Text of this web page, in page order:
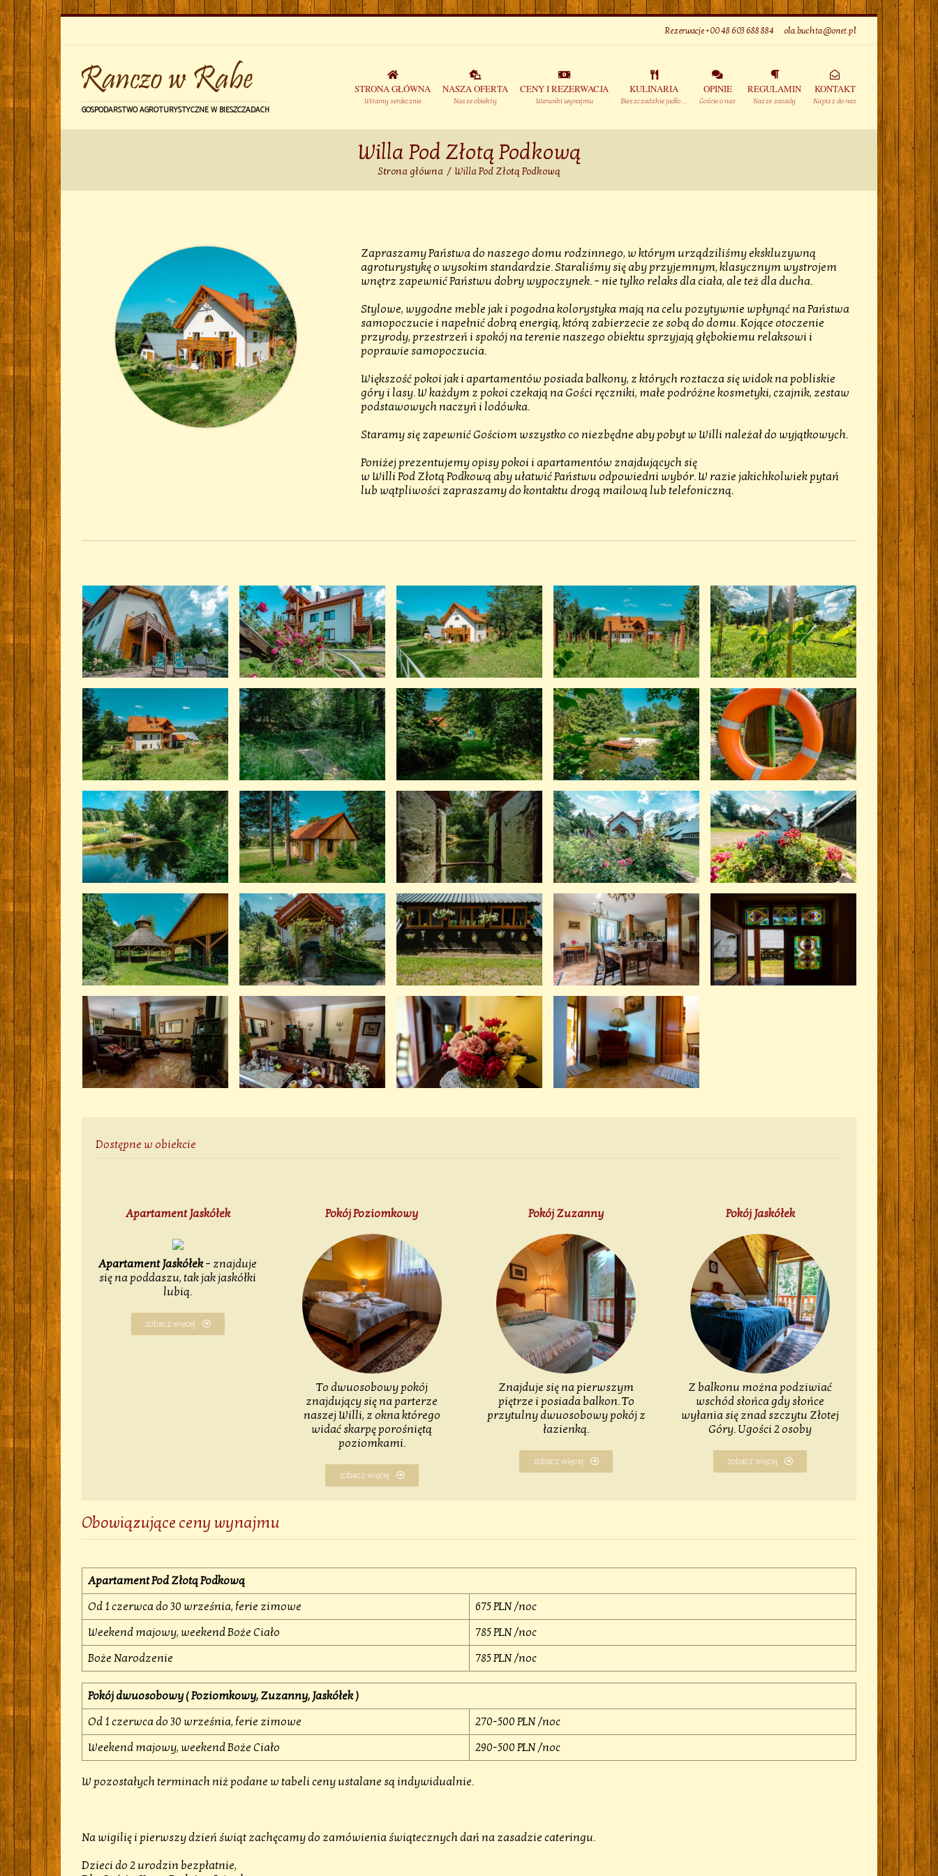
Skip
to
content
Rezerwacje +00 48 603 688 884 ola.buchta@onet.pl
GOSPODARSTWO AGROTURYSTYCZNE W BIESZCZADACH
STRONA GŁÓWNA
Witamy serdecznie
NASZA OFERTA
Nasze obiekty
CENY I REZERWACJA
Warunki wynajmu
KULINARIA
Bieszczadzkie jadło…
OPINIE
Goście o nas
REGULAMIN
Nasze zasady
KONTAKT
Napisz do nas
Willa Pod Złotą Podkową
Strona główna / Willa Pod Złotą Podkową
Zapraszamy Państwa do naszego domu rodzinnego, w którym urządziliśmy ekskluzywną
agroturystykę o wysokim standardzie. Staraliśmy się aby przyjemnym, klasycznym wystrojem
wnętrz zapewnić Państwu dobry wypoczynek. – nie tylko relaks dla ciała, ale też dla ducha.
Stylowe, wygodne meble jak i pogodna kolorystyka mają na celu pozytywnie wpłynąć na Państwa
samopoczucie i napełnić dobrą energią, którą zabierzecie ze sobą do domu. Kojące otoczenie
przyrody, przestrzeń i spokój na terenie naszego obiektu sprzyjają głębokiemu relaksowi i
poprawie samopoczucia.
Większość pokoi jak i apartamentów posiada balkony, z których roztacza się widok na pobliskie
góry i lasy. W każdym z pokoi czekają na Gości ręczniki, małe podróżne kosmetyki, czajnik, zestaw
podstawowych naczyń i lodówka.
Staramy się zapewnić Gościom wszystko co niezbędne aby pobyt w Willi należał do wyjątkowych.
Poniżej prezentujemy opisy pokoi i apartamentów znajdujących się
w Willi Pod Złotą Podkową aby ułatwić Państwu odpowiedni wybór. W razie jakichkolwiek pytań
lub wątpliwości zapraszamy do kontaktu drogą mailową lub telefoniczną.
Dostępne w obiekcie
Apartament Jaskółek
Apartament Jaskółek– znajduje
się na poddaszu, tak jak jaskółki
lubią.
zobacz więcej
Pokój Poziomkowy
To dwuosobowy pokój
znajdujący się na parterze
naszej Willi, z okna którego
widać skarpę porośniętą
poziomkami.
zobacz więcej
Pokój Zuzanny
Znajduje się na pierwszym
piętrze i posiada balkon. To
przytulny dwuosobowy pokój z
łazienką.
zobacz więcej
Pokój Jaskółek
Z balkonu można podziwiać
wschód słońca gdy słońce
wyłania się znad szczytu Złotej
Góry. Ugości 2 osoby
zobacz więcej
Obowiązujące ceny wynajmu
Apartament Pod Złotą Podkową
Od 1 czerwca do 30 września, ferie zimowe
675 PLN /noc
Weekend majowy, weekend Boże Ciało
785 PLN /noc
Boże Narodzenie
785 PLN /noc
Pokój dwuosobowy ( Poziomkowy, Zuzanny, Jaskółek )
Od 1 czerwca do 30 września, ferie zimowe
270-500 PLN /noc
Weekend majowy, weekend Boże Ciało
290-500 PLN /noc
W pozostałych terminach niż podane w tabeli ceny ustalane są indywidualnie.
Na wigilię i pierwszy dzień świąt zachęcamy do zamówienia świątecznych dań na zasadzie cateringu.
Dzieci do 2 urodzin bezpłatnie,